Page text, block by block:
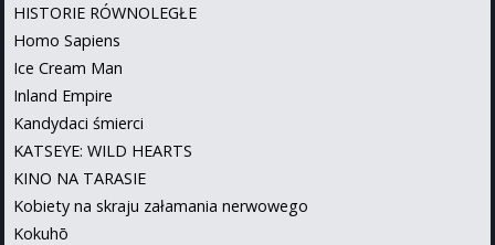
HISTORIE RÓWNOLEGŁE
Homo Sapiens
Ice Cream Man
Inland Empire
Kandydaci śmierci
KATSEYE: WILD HEARTS
KINO NA TARASIE
Kobiety na skraju załamania nerwowego
Kokuhō